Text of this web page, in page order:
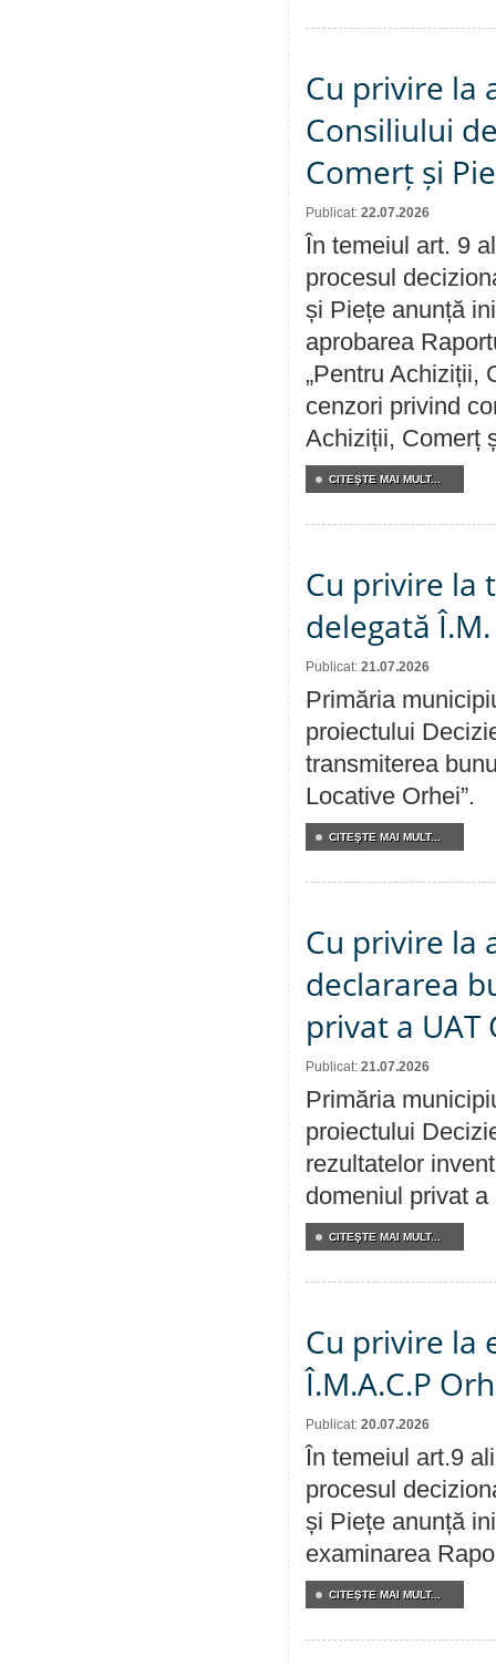
Cu privire la
Consiliului
Comerț și
Publicat: 22.07.2026
În temeiul art. 9
procesul
și Piețe anunță
aprobarea
„Pentru Achiziții,
cenzori privind
Achiziții, Comerț
CITEŞTE MAI MULT...
Cu privire la
delegată
Publicat: 21.07.2026
Primăria
proiectului
transmiterea
Locative Orhei”.
CITEŞTE MAI MULT...
Cu privire la
declararea
privat a UAT
Publicat: 21.07.2026
Primăria
proiectului
rezultatelor
domeniul privat a
CITEŞTE MAI MULT...
Cu privire la
Î.M.A.C.P
Publicat: 20.07.2026
În temeiul art.9
procesul
și Piețe anunță
examinarea
CITEŞTE MAI MULT...